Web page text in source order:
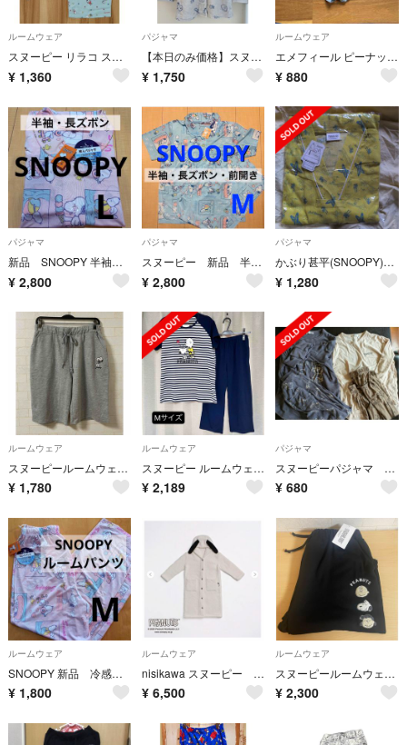
ルームウェア
スヌーピー リラコ ステテコ LL
¥ 1,360
パジャマ
【本日のみ価格】スヌーピー パジャマ レディース 長袖
¥ 1,750
ルームウェア
エメフィール ピーナッツ スヌーピー ルームウェア ショートパンツ M
¥ 880
パジャマ
新品 SNOOPY 半袖 長ズボン 前開き 冷感 パジャマ ルームウェア L
¥ 2,800
パジャマ
スヌーピー 新品 半袖 長ズボン 前開き 冷感 パジャマ ルームウェア M
¥ 2,800
パジャマ
かぶり甚平(SNOOPY)男女兼用Lｻｲｽﾞ
¥ 1,280
ルームウェア
スヌーピールームウェア ルームパンツ
¥ 1,780
ルームウェア
スヌーピー ルームウェア パジャマ 上下セット Mサイズ ネイビー ボーダー
¥ 2,189
パジャマ
スヌーピーパジャマ ２セット
¥ 680
ルームウェア
SNOOPY 新品 冷感 ロングパンツ ルームパンツ ピンク M
¥ 1,800
ルームウェア
nisikawa スヌーピー 着る毛布
¥ 6,500
ルームウェア
スヌーピールームウェア ルームパンツ
¥ 2,300